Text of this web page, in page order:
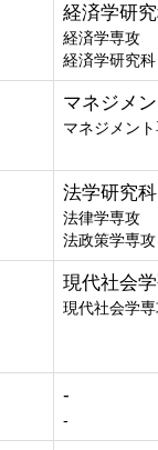
経済学研
経済学専攻
経済学研究科
マネジメ
マネジメン
法学研究科
法律学専攻
法政策学専攻
現代社会
現代社会学
-
-